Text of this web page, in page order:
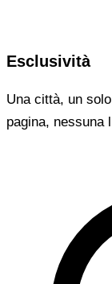
Esclusività
Una città, un
pagina, nessuna